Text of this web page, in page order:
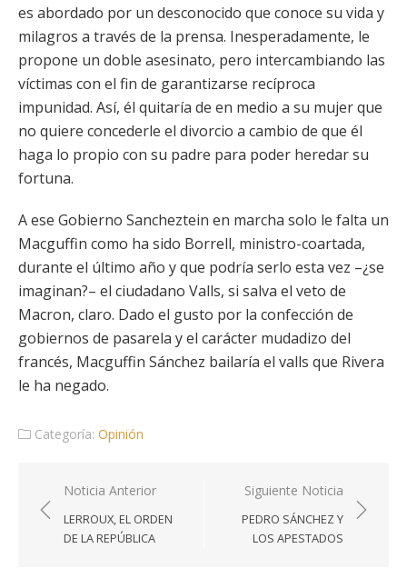
es abordado por un desconocido que conoce su vida y
milagros a través de la prensa. Inesperadamente, le
propone un doble asesinato, pero intercambiando las
víctimas con el fin de garantizarse recíproca
impunidad. Así, él quitaría de en medio a su mujer que
no quiere concederle el divorcio a cambio de que él
haga lo propio con su padre para poder heredar su
fortuna.
A ese Gobierno Sancheztein en marcha solo le falta un
Macguffin como ha sido Borrell, ministro-coartada,
durante el último año y que podría serlo esta vez –¿se
imaginan?– el ciudadano Valls, si salva el veto de
Macron, claro. Dado el gusto por la confección de
gobiernos de pasarela y el carácter mudadizo del
francés, Macguffin Sánchez bailaría el valls que Rivera
le ha negado.
Categoría: Opinión
Navegación
de
entradas
Noticia Anterior
LERROUX, EL ORDEN
DE LA REPÚBLICA
Siguiente Noticia
PEDRO SÁNCHEZ Y
LOS APESTADOS